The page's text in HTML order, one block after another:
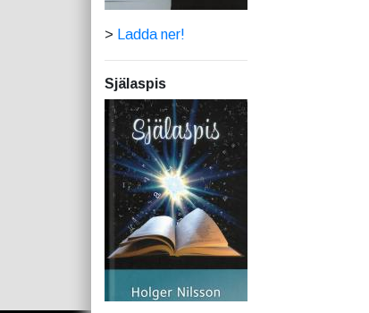
> Ladda ner!
Själaspis